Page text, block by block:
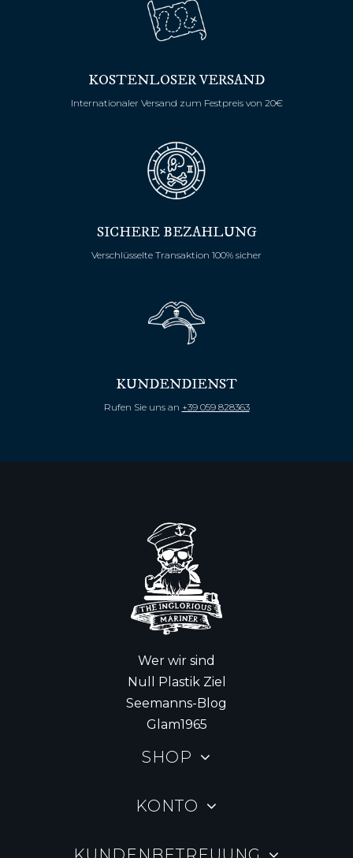
KOSTENLOSER VERSAND
Internationaler Versand zum Festpreis von 20€
SICHERE BEZAHLUNG
Verschlüsselte Transaktion 100% sicher
KUNDENDIENST
Rufen Sie uns an +39 059 828363
Wer wir sind
Null Plastik Ziel
Seemanns-Blog
Glam1965
SHOP
KONTO